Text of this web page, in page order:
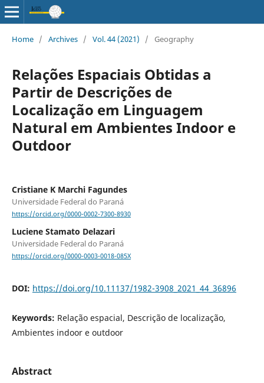
Home / Archives / Vol. 44 (2021) / Geography
Relações Espaciais Obtidas a
Partir de Descrições de
Localização em Linguagem
Natural em Ambientes Indoor e
Outdoor
Cristiane K Marchi Fagundes
Universidade Federal do Paraná
https://orcid.org/0000-0002-7300-8930
Luciene Stamato Delazari
Universidade Federal do Paraná
https://orcid.org/0000-0003-0018-085X
DOI: https://doi.org/10.11137/1982-3908_2021_44_36896
Keywords: Relação espacial, Descrição de localização,
Ambientes indoor e outdoor
Abstract